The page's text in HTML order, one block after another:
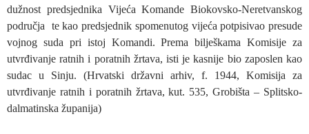
dužnost predsjednika Vijeća Komande Biokovsko-Neretvanskog
područja te kao predsjednik spomenutog vijeća potpisivao presude
vojnog suda pri istoj Komandi. Prema bilješkama Komisije za
utvrđivanje ratnih i poratnih žrtava, isti je kasnije bio zaposlen kao
sudac u Sinju. (Hrvatski državni arhiv, f. 1944, Komisija za
utvrđivanje ratnih i poratnih žrtava, kut. 535, Grobišta – Splitsko-
dalmatinska županija)